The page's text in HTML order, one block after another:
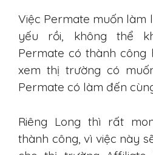
Việc Permate muốn làm
yếu rồi, không thể
Permate có thành công
xem thị trường có
Permate có làm đến
Riêng Long thì rất
thành công, vì việc này